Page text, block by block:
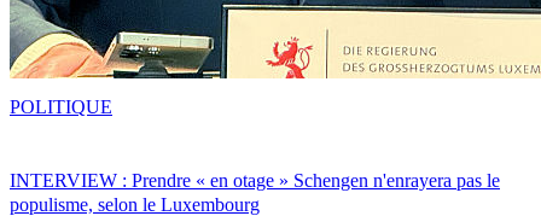
INTERVIEW : Prendre « en otage » Schengen n'enrayera pas le
populisme, selon le Luxembourg
POLITIQUE